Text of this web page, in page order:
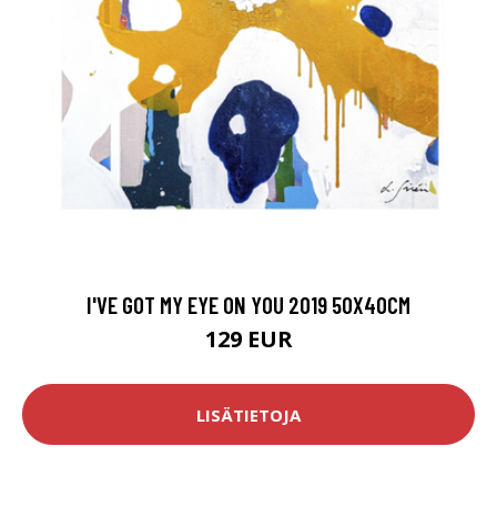
I'VE GOT MY EYE ON YOU 2019 50X40CM
129 EUR
LISÄTIETOJA